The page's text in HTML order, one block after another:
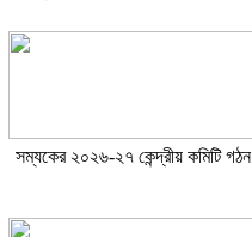
সম্যকের ২০২৬-২৭ কেন্দ্রীয় কমিটি গঠন